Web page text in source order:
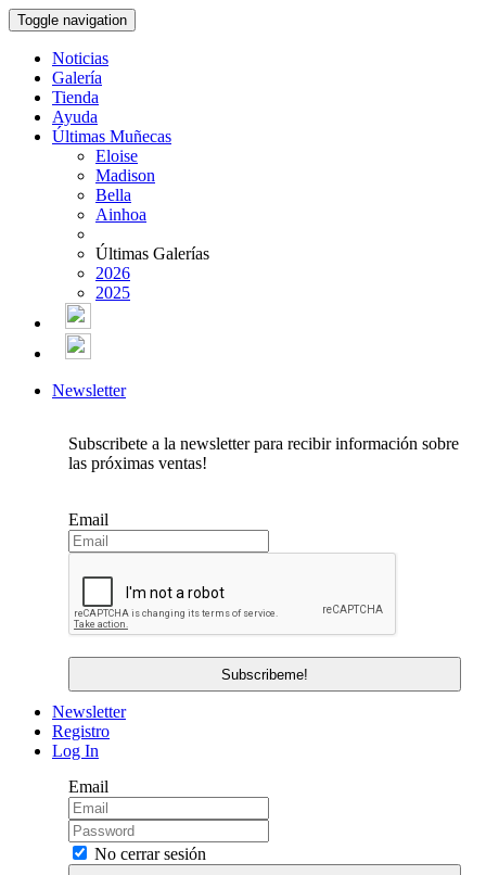
Toggle navigation
Noticias
Galería
Tienda
Ayuda
Últimas Muñecas
Eloise
Madison
Bella
Ainhoa
Últimas Galerías
2026
2025
Newsletter
Subscribete a la newsletter para recibir información sobre
las próximas ventas!
Email
Newsletter
Registro
Log In
Email
No cerrar sesión